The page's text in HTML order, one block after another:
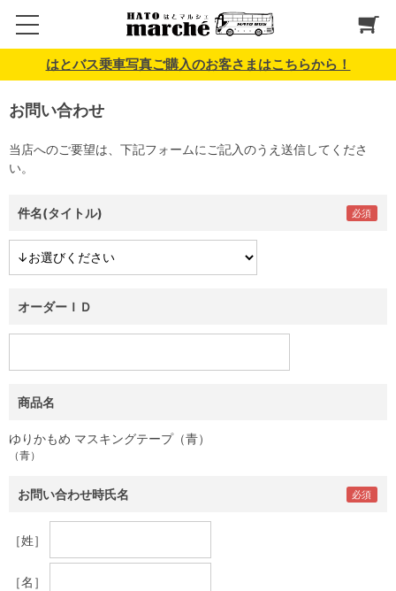
はとバス乗車写真ご購入のお客さまはこちらから！
お問い合わせ
当店へのご要望は、下記フォームにご記入のうえ送信してくださ
い。
件名(タイトル)
オーダーＩＤ
商品名
ゆりかもめ マスキングテープ（青）
（青）
お問い合わせ時氏名
［姓］
［名］